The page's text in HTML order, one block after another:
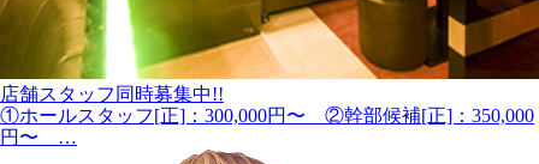
店舗スタッフ同時募集中!!
①ホールスタッフ[正]：300,000円〜 ②幹部候補[正]：350,000
円〜 …